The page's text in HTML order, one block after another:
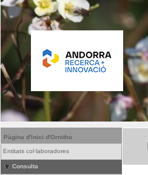
Pàgina d'inici d'Ornitho
Entitats col·laboradores
Consulta